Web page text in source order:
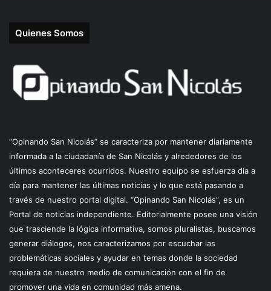
Quienes Somos
“Opinando San Nicolás” se caracteriza por mantener diariamente
informada a la ciudadanía de San Nicolás y alrededores de los
últimos aconteceres ocurridos. Nuestro equipo se esfuerza día a
día para mantener las últimas noticias y lo que está pasando a
través de nuestro portal digital. “Opinando San Nicolás”, es un
Portal de noticias independiente. Editorialmente posee una visión
que trasciende la lógica informativa, somos pluralistas, buscamos
generar diálogos, nos caracterizamos por escuchar las
problemáticas sociales y ayudar en temas donde la sociedad
requiera de nuestro medio de comunicación con el fin de
promover una vida en comunidad más amena.